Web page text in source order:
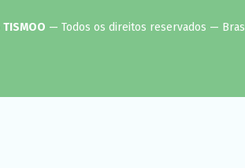
TISMOO — Todos os direitos reservados —